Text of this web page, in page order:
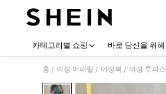
카테고리별 쇼핑 바로 당신을 위해
홈 / 여성 어패럴 / 여성복 / 여성 투피스